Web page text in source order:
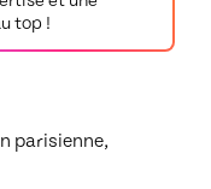
top !
parisienne,